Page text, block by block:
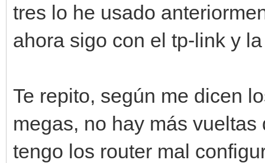
tres lo he usado
ahora sigo con el tp-link y
Te repito, según me dicen
megas, no hay más
tengo los router mal